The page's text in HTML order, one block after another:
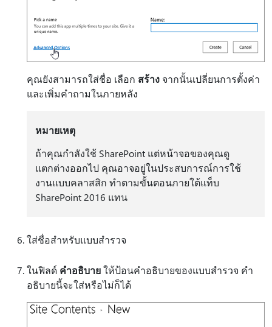
คุณยังสามารถใส่ชื่อ เลือก สร้าง จากนั้นเปลี่ยนการตั้งค่า
และเพิ่มคําถามในภายหลัง
หมายเหตุ
ถ้าคุณกําลังใช้ SharePoint แต่หน้าจอของคุณดู
แตกต่างออกไป คุณอาจอยู่ในประสบการณ์การใช้
งานแบบคลาสสิก ทําตามขั้นตอนภายใต้แท็บ
SharePoint 2016 แทน
ใส่ชื่อสําหรับแบบสํารวจ
ในฟิลด์ คําอธิบายให้ป้อนคําอธิบายของแบบสํารวจ คํา
อธิบายนี้จะใส่หรือไม่ก็ได้